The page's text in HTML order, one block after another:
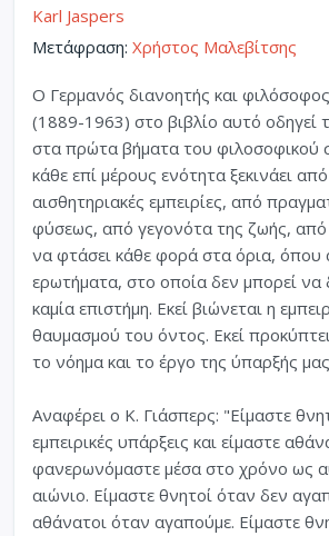
Karl Jaspers
Μετάφραση: Χρήστος Μαλεβίτσης
Ο Γερμανός διανοητής και
(1889-1963) στο βιβλίο αυτό οδηγεί
στα πρώτα βήματα του φιλοσοφικού
κάθε επί μέρους ενότητα ξεκινάει από
αισθητηριακές εμπειρίες, από
φύσεως, από γεγονότα της ζωής, από
να φτάσει κάθε φορά στα όρια,
ερωτήματα, στο οποία δεν μπορεί να
καμία επιστήμη. Εκεί βιώνεται η
θαυμασμού του όντος. Εκεί
το νόημα και το έργο της ύπαρξής
Αναφέρει ο Κ. Γιάσπερς: "Είμαστε
εμπειρικές υπάρξεις και είμαστε
φανερωνόμαστε μέσα στο χρόνο ως
αιώνιο. Είμαστε θνητοί όταν δεν
αθάνατοι όταν αγαπούμε. Είμαστε